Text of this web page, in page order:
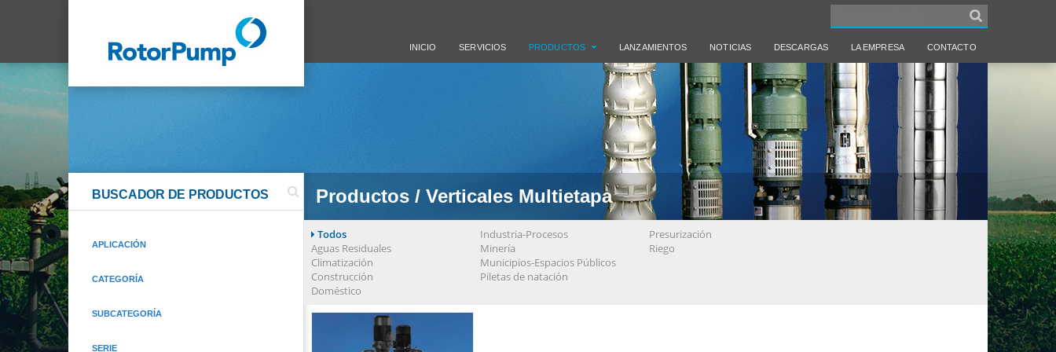
INICIO SERVICIOS PRODUCTOS LANZAMIENTOS NOTICIAS DESCARGAS LA EMPRESA CONTACTO
BUSCADOR DE PRODUCTOS
APLICACIÓN
CATEGORÍA
SUBCATEGORÍA
SERIE
Productos / Verticales Multietapa
Todos
Aguas Residuales
Climatización
Construcción
Doméstico
Industria-Procesos
Minería
Municipios-Espacios Públicos
Piletas de natación
Presurización
Riego